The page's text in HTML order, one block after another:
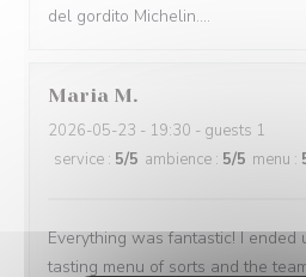
del gordito Michelin....
Maria M
2026-05-23 - 19:30 - guests 1
service : 5/5 ambience : 5/5 menu :
Everything was fantastic! I ended
tasting menu of sorts and the